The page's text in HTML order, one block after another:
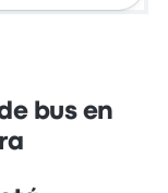
bus en